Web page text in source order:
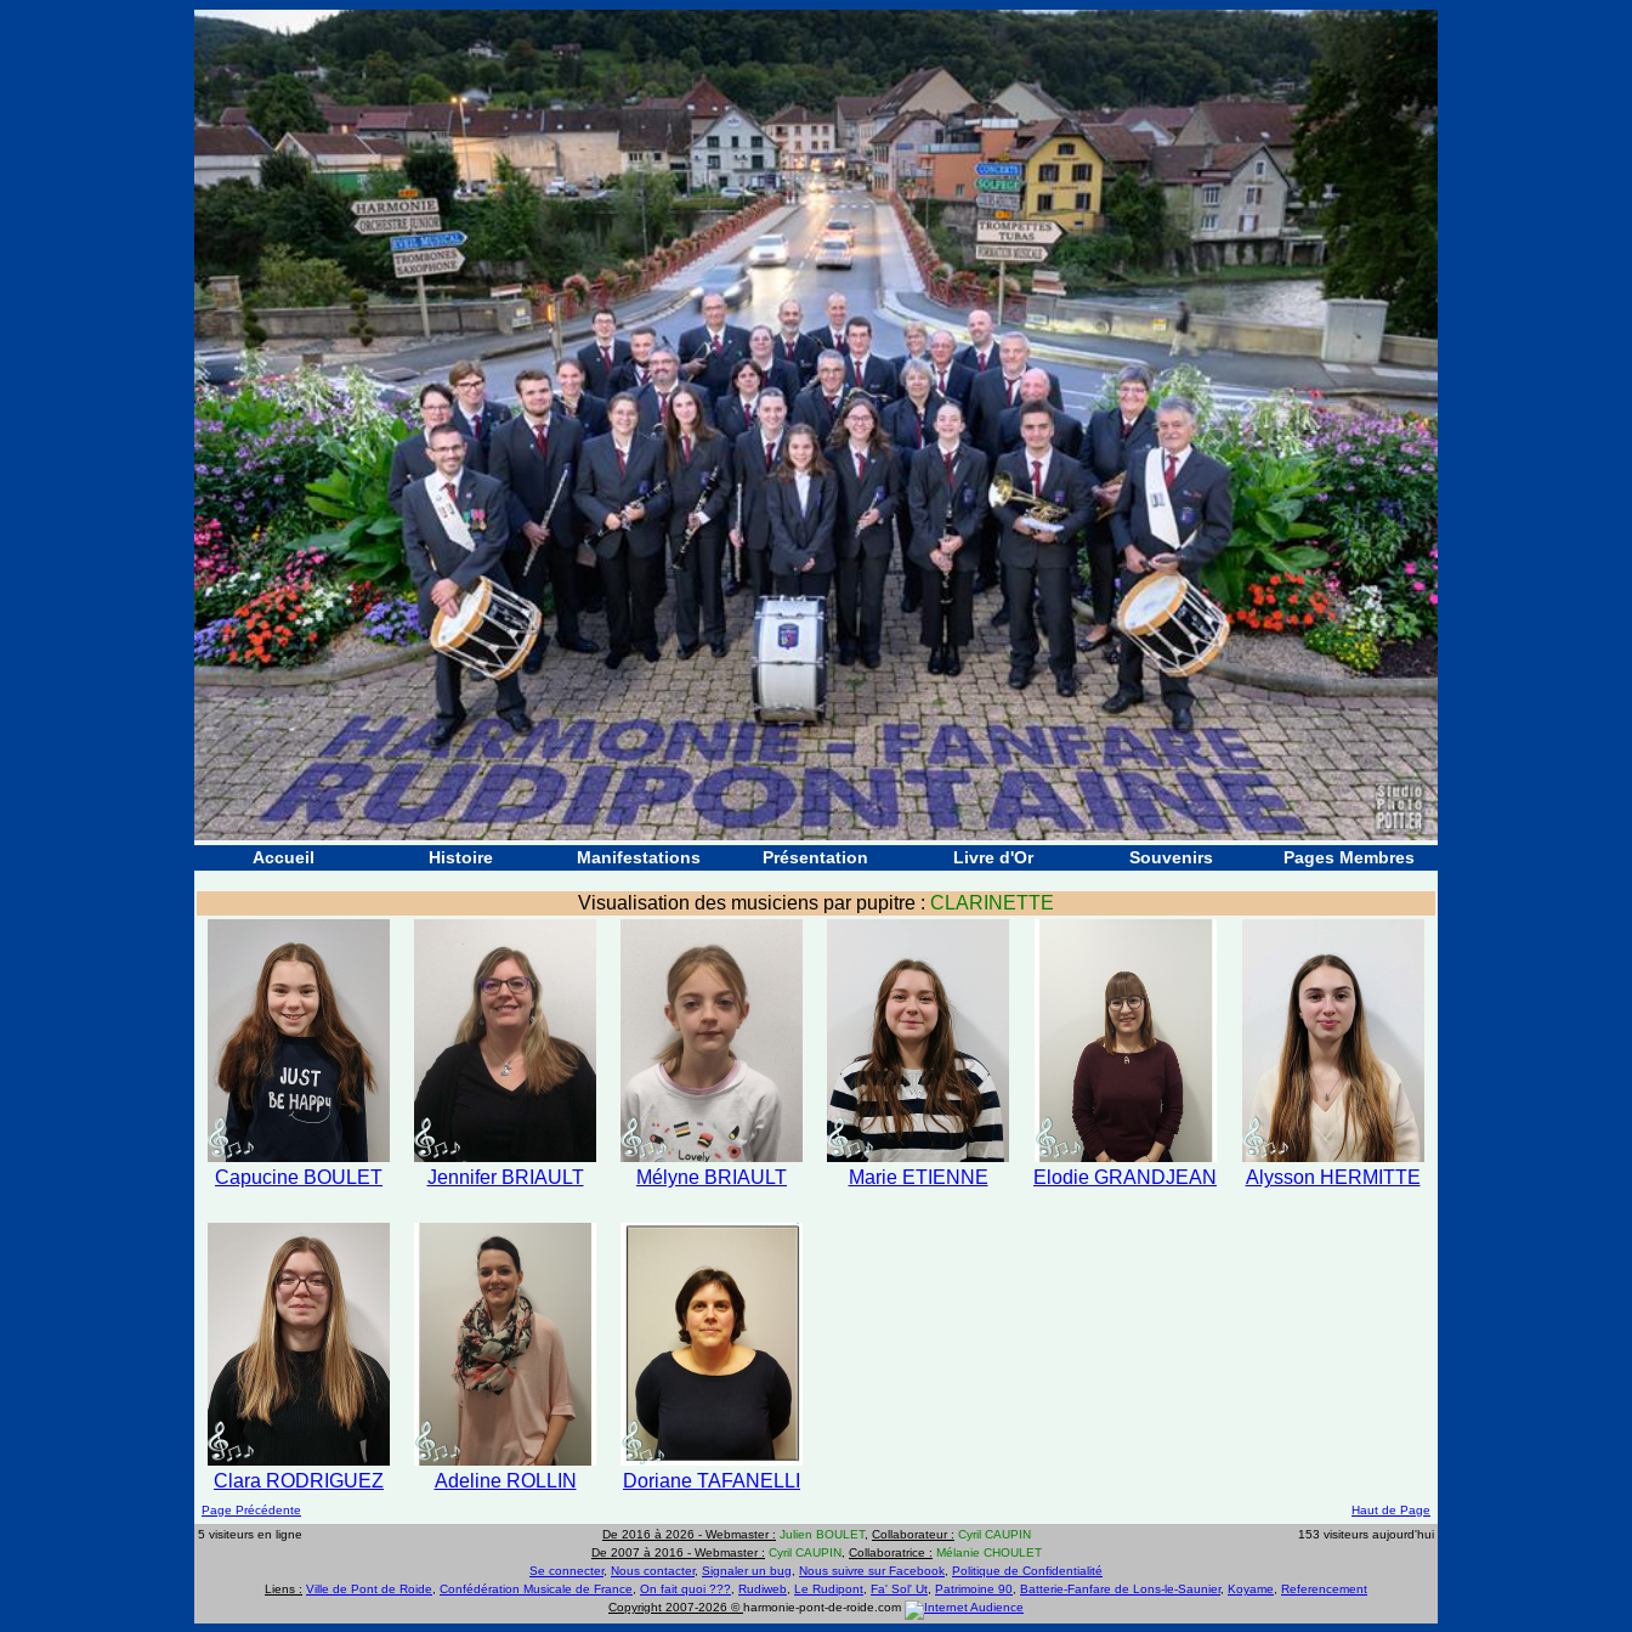
Accueil Histoire Manifestations Présentation Livre d'Or Souvenirs Pages Membres
Visualisation des musiciens par pupitre : CLARINETTE
Capucine BOULET Jennifer BRIAULT Mélyne BRIAULT Marie ETIENNE Elodie GRANDJEAN Alysson HERMITTE
Clara RODRIGUEZ Adeline ROLLIN Doriane TAFANELLI
Page Précédente
Haut de Page
5 visiteurs en ligne
De 2016 à 2026 - Webmaster : Julien BOULET, Collaborateur : Cyril CAUPIN
153 visiteurs aujourd'hui
De 2007 à 2016 - Webmaster : Cyril CAUPIN Collaboratrice : Mélanie CHOULET
Se connecter, Nous contacter, Signaler un bug Nous suivre sur Facebook Politique de Confidentialité
Liens : Ville de Pont de Roide Confédération Musicale de France On fait quoi ??? Rudiweb Le Rudipont Fa' Sol' Ut Patrimoine 90 Batterie-Fanfare de Lons-le-Saunier, Koyame
Referencement
Copyright 2007-2026 ©harmonie-pont-de-roide.com